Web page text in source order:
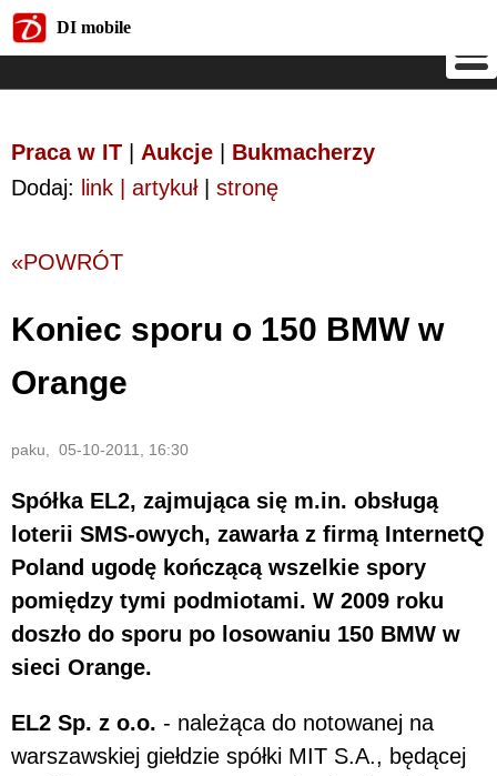
DI mobile
Praca w IT Aukcje
Bukmacherzy
Dodaj: link | artykuł| stronę
«POWRÓT
Koniec sporu o 150 BMW w
Orange
paku, 05-10-2011, 16:30
Spółka EL2, zajmująca się m.in. obsługą
loterii SMS-owych, zawarła z firmą InternetQ
Poland ugodę kończącą wszelkie spory
pomiędzy tymi podmiotami. W 2009 roku
doszło do sporu po losowaniu 150 BMW w
sieci Orange.
EL2 Sp. z o.o. - należąca do notowanej na
warszawskiej giełdzie spółki MIT S.A., będącej
DI mobile